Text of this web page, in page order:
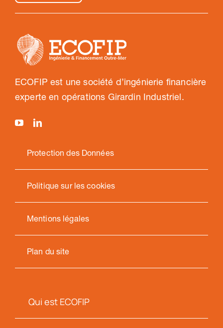
ECOFIP est une société d’ingénierie financière
experte en opérations Girardin Industriel.
Protection des Données
Politique sur les cookies
Mentions légales
Plan du site
Qui est ECOFIP